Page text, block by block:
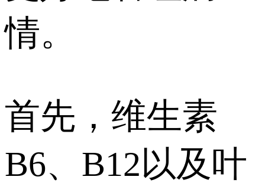
情。
首先，维生素
B6、B12以及叶